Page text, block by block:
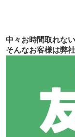
中々お時間取れない
そんなお客様は弊